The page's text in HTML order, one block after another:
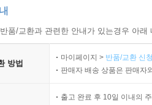
품/교환과 관련한 안내가 있는경우 아
방법
마이페이지 > 반품/교환 신
판매자 배송 상품은 판매자
출고 완료 후 10일 이내의